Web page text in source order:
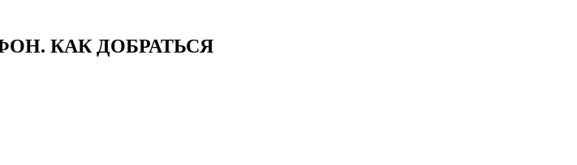
КАК ДОБРАТЬСЯ